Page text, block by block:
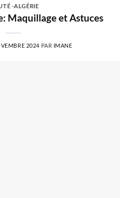
-ALGÉRIE
Maquillage et Astuces
2024 PAR IMANE